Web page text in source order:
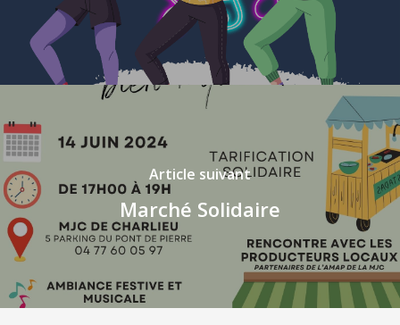
Article suivant
Marché Solidaire